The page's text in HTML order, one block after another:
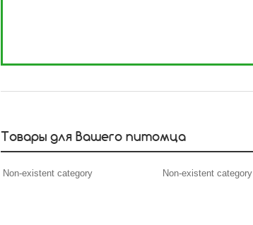
Товары для Вашего питомца
Non-existent category Non-existent category